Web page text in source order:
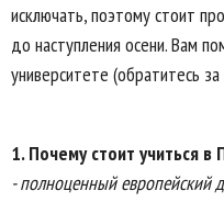
исключать, поэтому стоит
до наступления осени. Вам
университете (обратитесь за
1.Почему стоит учиться в
- полноценный европейский